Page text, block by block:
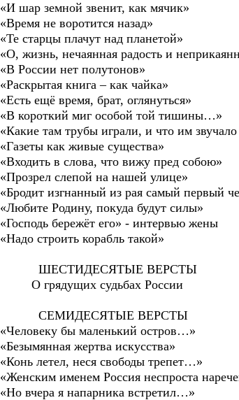
«И шар земной звенит, как мячик»
«Время не воротится назад»
«Те старцы плачут над планетой»
«О, жизнь, нечаянная радость и
«В России нет полутонов»
«Раскрытая книга – как чайка»
«Есть ещё время, брат, оглянуться»
«В короткий миг особой той тишины…»
«Какие там трубы играли, и что им звучало
«Газеты как живые существа»
«Входить в слова, что вижу пред собою»
«Прозрел слепой на нашей улице»
«Бродит изгнанный из рая самый первый
«Любите Родину, покуда будут силы»
«Господь бережёт его» - интервью жены
«Надо строить корабль такой»
ШЕСТИДЕСЯТЫЕ ВЕРСТЫ
О грядущих судьбах России
СЕМИДЕСЯТЫЕ ВЕРСТЫ
«Человеку бы маленький остров…»
«Безымянная жертва искусства»
«Конь летел, неся свободы трепет…»
«Женским именем Россия неспроста
«Но вчера я напарника встретил…»